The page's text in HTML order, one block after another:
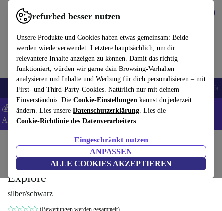
refurbed besser nutzen
Unsere Produkte und Cookies haben etwas gemeinsam: Beide
werden wiederverwendet. Letztere hauptsächlich, um dir
relevantere Inhalte anzeigen zu können. Damit das richtig
funktioniert, würden wir gerne dein Browsing-Verhalten
analysieren und Inhalte und Werbung für dich personalisieren – mit
First- und Third-Party-Cookies. Natürlich nur mit deinem
Einverständnis. Die Cookie-Einstellungen kannst du jederzeit
ändern. Lies unsere Datenschutzerklärung. Lies die
Cookie-Richtlinie des Datenverarbeiters.
Eingeschränkt nutzen
ANPASSEN
ALLE COOKIES AKZEPTIEREN
refurbed schnell und einfach nutzen
🎒 Back to school Handys Laptops Tablets Smartwatches Zubehör
💰 Extra -5% auf Samsung- und Google-Smartphones - Code:
ANDROID5 -AGB
Küche Getränke Kaffee
De'Longhi ECAM 450.76.T Eletta
Explore
silber/schwarz
(Bewertungen werden gesammelt)